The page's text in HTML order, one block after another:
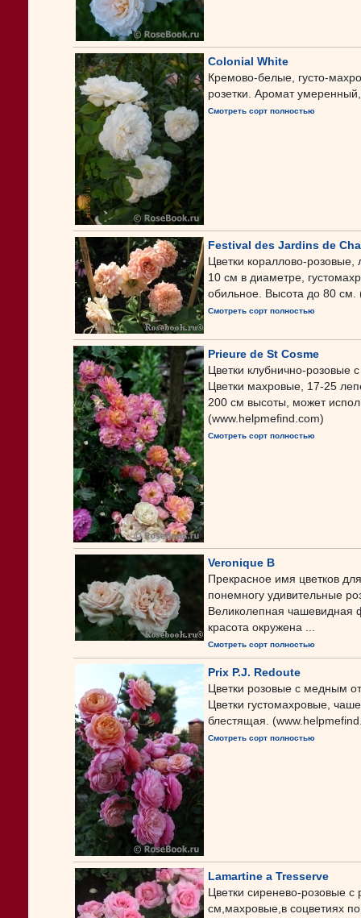
Colonial White
Кремово-белые, густо-
розетки. Аромат
Смотреть сорт полностью
Festival des Jardins de
Цветки кораллово-
10 см в диаметре,
обильное. Высота до 80 см.
Смотреть сорт полностью
Prieure de St Cosme
Цветки клубнично-розовые
Цветки махровые, 17-25
200 см высоты, может
(www.helpmefind.com)
Смотреть сорт полностью
Veronique B
Прекрасное имя цветков
понемногу удивительные
Великолепная чашевидная
красота окружена ...
Смотреть сорт полностью
Prix P.J. Redoute
Цветки розовые с медным
Цветки густомахровые,
блестящая.
Смотреть сорт полностью
Lamartine a Tresserve
Цветки сиренево-розовые
см,махровые,в соцветиях